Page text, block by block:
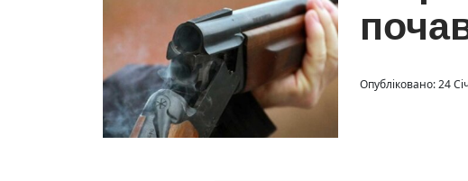
Опубліковано: 24